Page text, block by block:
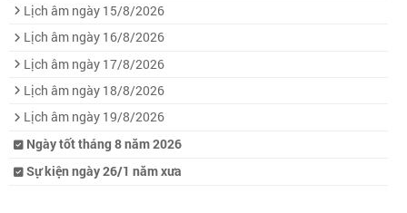
Lịch âm ngày 15/8/2026
Lịch âm ngày 16/8/2026
Lịch âm ngày 17/8/2026
Lịch âm ngày 18/8/2026
Lịch âm ngày 19/8/2026
Ngày tốt tháng 8 năm 2026
Sự kiện ngày 26/1 năm xưa